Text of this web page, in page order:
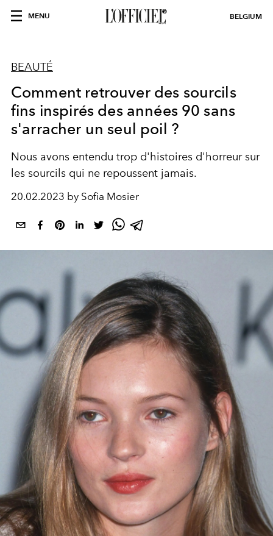
MENU BELGIUM
BEAUTÉ
Comment retrouver des sourcils
fins inspirés des années 90 sans
s'arracher un seul poil ?
Nous avons entendu trop d'histoires d'horreur sur
les sourcils qui ne repoussent jamais.
20.02.2023 by Sofia Mosier